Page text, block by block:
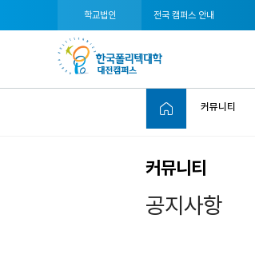
학교법인 전국 캠퍼스 안내
커뮤니티
커뮤니티
공지사항